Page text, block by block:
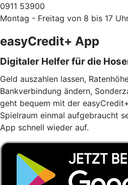
0911 53900
Montag - Freitag von 8 bis 17
easyCredit+ App
Digitaler Helfer für die
Geld auszahlen lassen,
Bankverbindung ändern,
geht bequem mit der
Spielraum einmal aufgebraucht
App schnell wieder auf.